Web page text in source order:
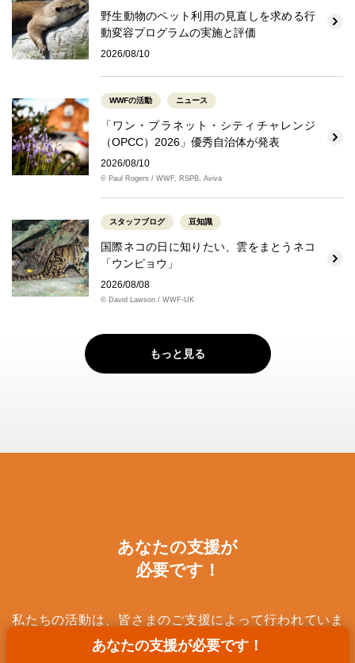
あなたの支援が必要です！
野生動物のペット利用の見直しを求める行
動変容プログラムの実施と評価
2026/08/10
WWFの活動 ニュース
「ワン・プラネット・シティチャレンジ
（OPCC）2026」優秀自治体が発表
2026/08/10
© Paul Rogers / WWF, RSPB, Aviva
スタッフブログ 豆知識
国際ネコの日に知りたい、雲をまとうネコ
「ウンピョウ」
2026/08/08
© David Lawson / WWF-UK
もっと見る
あなたの支援が
必要です！
私たちの活動は、皆さまのご支援によって行われていま
す。人類を含む全ての生き物と自然が調和して生きていけ